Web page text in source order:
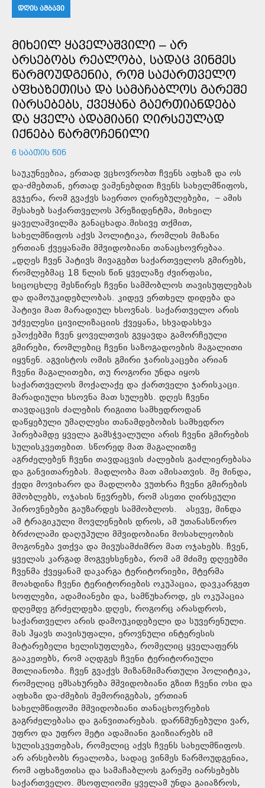
ᲓᲦᲘᲡ ᲐᲛᲑᲐᲕᲘ
ᲛᲘᲮᲔᲘᲚ ᲧᲐᲕᲔᲚᲐᲨᲕᲘᲚᲘ – ᲐᲠ
ᲐᲠᲡᲔᲑᲝᲑᲡ ᲠᲔᲐᲚᲝᲑᲐ, ᲡᲐᲓᲐᲪ ᲕᲘᲜᲛᲔᲡ
ᲬᲐᲠᲛᲝᲣᲓᲒᲔᲜᲘᲐ, ᲠᲝᲛ ᲡᲐᲥᲐᲠᲗᲕᲔᲚᲝ
ᲐᲤᲮᲐᲖᲔᲗᲘᲡᲐ ᲓᲐ ᲡᲐᲛᲐᲩᲐᲑᲚᲝᲡ ᲒᲐᲠᲔᲨᲔ
ᲘᲐᲠᲡᲔᲑᲔᲑᲡ, ᲥᲕᲔᲧᲐᲜᲐ ᲒᲐᲔᲠᲗᲘᲐᲜᲓᲔᲑᲐ
ᲓᲐ ᲧᲕᲔᲚᲐ ᲐᲓᲐᲛᲘᲐᲜᲘ ᲦᲘᲠᲡᲔᲣᲚᲐᲓ
ᲘᲥᲜᲔᲑᲐ ᲬᲐᲠᲛᲝᲩᲔᲜᲘᲚᲘ
6 ᲡᲐᲐᲗᲘᲡ ᲬᲘᲜ
საუკუნეებია, ერთად ვცხოვრობთ ჩვენს აფხაზ და ოს
და-ძმებთან, ერთად ვაშენებდით ჩვენს სახელმწიფოს,
გვჯერა, რომ გვაქვს საერთო ღირებულებები, – ამის
შესახებ საქართველოს პრეზიდენტმა, მიხეილ
ყაველაშვილმა განაცხადა.მისივე თქმით,
სახელმწიფოს აქვს პოლიტიკა, რომლის მიზანი
ერთიან ქვეყანაში მშვიდობიანი თანაცხოვრებაა.
„დღეს ჩვენ პატივს მივაგებთ საქართველოს გმირებს,
რომლებმაც 18 წლის წინ ყველაზე ძვირფასი,
სიცოცხლე შესწირეს ჩვენი სამშობლოს თავისუფლებას
და დამოუკიდებლობას. კიდევ ერთხელ დიდება და
პატივი მათ მარადიულ ხსოვნას. საქართველო არის
უძველესი ცივილიზაციის ქვეყანა, სხვადასხვა
ეპოქებში ჩვენ ყოველთვის გვყავდა გამორჩეული
გმირები, რომლებიც ჩვენი საზოგადოების მაგალითი
იყვნენ. აგვისტოს ომის გმირი ჯარისკაცები არიან
ჩვენი მაგალითები, თუ როგორი უნდა იყოს
საქართველოს მოქალაქე და ქართველი ჯარისკაცი.
მარადიული ხსოვნა მათ სულებს. დღეს ჩვენი
თავდაცვის ძალების რიგითი სამხედროდან
დაწყებული უმაღლესი თანამდებობის სამხედრო
პირებამდე ყველა გამსჭვალული არის ჩვენი გმირების
სულისკვეთებით. სწორედ მათ მაგალითზე
აგრძელებენ ჩვენი თავდაცვის ძალების გაძლიერებასა
და განვითარებას. მადლობა მათ ამისათვის. მე მინდა,
ქედი მოვიხარო და მადლობა ვუთხრა ჩვენი გმირების
მშობლებს, ოჯახის წევრებს, რომ ასეთი ღირსეული
პიროვნებები გაუზარდეს სამშობლოს. ასევე, მინდა
ამ ტრაგიკული მოვლენების დროს, ამ უთანასწორო
ბრძოლაში დაღუპული მშვიდობიანი მოსახლეობის
მოგონება ვთქვა და მივუსამძიმრო მათ ოჯახებს. ჩვენ,
ყველას კარგად მოგვეხსენება, რომ ამ მძიმე დღეებში
ჩვენმა ქვეყანამ დაკარგა ტერიტორიები, მტერმა
მოახდინა ჩვენი ტერიტორიების ოკუპაცია, დავკარგეთ
სოფლები, ადამიანები და, სამწუხაროდ, ეს ოკუპაცია
დღემდე გრძელდება.დღეს, როგორც არასდროს,
საქართველო არის დამოუკიდებელი და სუვერენული.
მას ჰყავს თავისუფალი, ეროვნული ინტერესის
მატარებელი ხელისუფლება, რომელიც ყველაფერს
გააკეთებს, რომ აღდგეს ჩვენი ტერიტორიული
მთლიანობა. ჩვენ გვაქვს მიზანმიმართული პოლიტიკა,
რომელიც ემსახურება მშვიდობიანი გზით ჩვენი ოსი და
აფხაზი და-ძმების შემორიგებას, ერთიან
სახელმწიფოში მშვიდობიანი თანაცხოვრების
გაგრძელებასა და განვითარებას. დარწმუნებული ვარ,
უფრო და უფრო მეტი ადამიანი გაიზიარებს იმ
სულისკვეთებას, რომელიც აქვს ჩვენს სახელმწიფოს.
არ არსებობს რეალობა, სადაც ვინმეს წარმოუდგენია,
რომ აფხაზეთისა და სამაჩაბლოს გარეშე იარსებებს
საქართველო. მსოფლიოში ყველამ უნდა გაიაზროს,